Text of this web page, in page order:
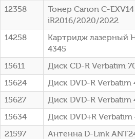
12358
Тонер Canon C-
iR2016/2020/2022
14258
Картридж лазерный
4345
15611
Диск CD-R Verbatim
15624
Диск DVD-R Verbatim
15627
Диск DVD-R Verbatim
15634
Диск DVD+R Verbatim
21597
Антенна D-Link